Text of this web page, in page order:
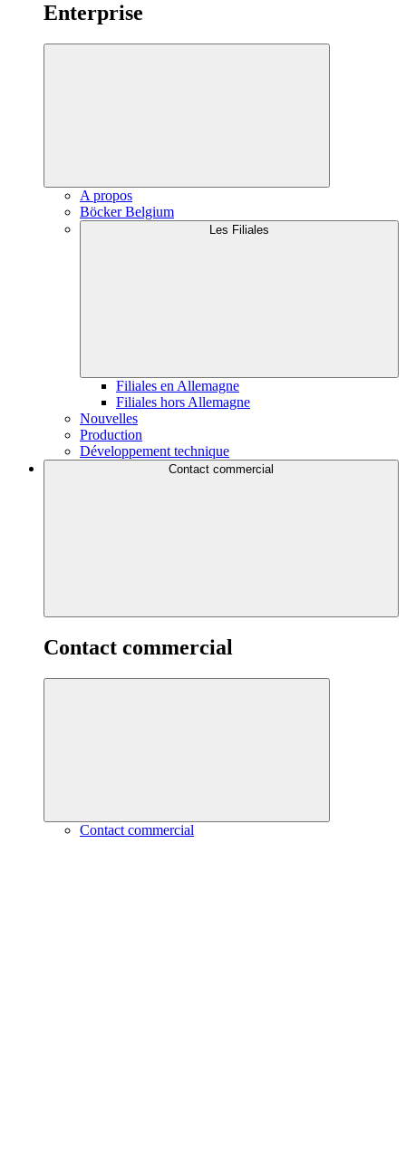
Enterprise
A propos
Böcker Belgium
Les Filiales
Filiales en Allemagne
Filiales hors Allemagne
Nouvelles
Production
Développement technique
Contact commercial
Contact commercial
Contact commercial